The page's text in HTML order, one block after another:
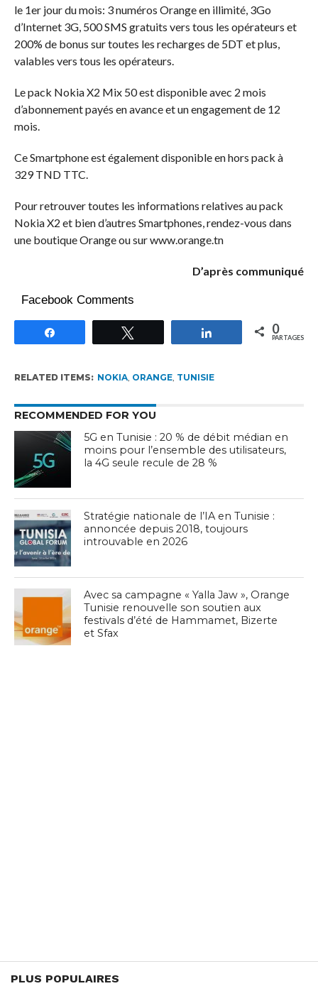
le 1er jour du mois: 3 numéros Orange en illimité, 3Go
d’Internet 3G, 500 SMS gratuits vers tous les opérateurs et
200% de bonus sur toutes les recharges de 5DT et plus,
valables vers tous les opérateurs.
Le pack Nokia X2 Mix 50 est disponible avec 2 mois
d’abonnement payés en avance et un engagement de 12
mois.
Ce Smartphone est également disponible en hors pack à
329 TND TTC.
Pour retrouver toutes les informations relatives au pack
Nokia X2 et bien d’autres Smartphones, rendez-vous dans
une boutique Orange ou sur www.orange.tn
D’après communiqué
Facebook Comments
Partagez 0
PARTAGES
RELATED ITEMS: NOKIA, ORANGE, TUNISIE
RECOMMENDED FOR YOU
5G en Tunisie : 20 % de débit médian en
moins pour l’ensemble des utilisateurs,
la 4G seule recule de 28 %
Stratégie nationale de l’IA en Tunisie :
annoncée depuis 2018, toujours
introuvable en 2026
Avec sa campagne « Yalla Jaw », Orange
Tunisie renouvelle son soutien aux
festivals d’été de Hammamet, Bizerte
et Sfax
PLUS POPULAIRES